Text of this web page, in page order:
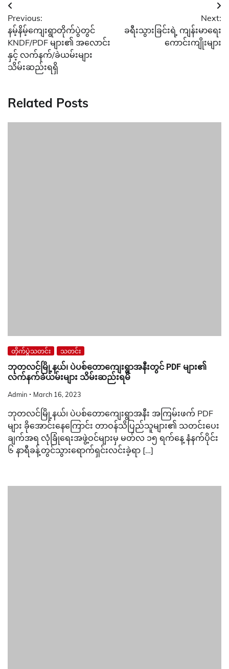
Post
navigation
Previous:
နမ့်နိမ့်ကျေးရွာတိုက်ပွဲတွင်
KNDF/PDF များ၏ အလောင်း
နှင့် လက်နက်/ခဲယမ်းများ
သိမ်းဆည်းရရှိ
Next:
ခရီးသွားခြင်းရဲ့ ကျန်းမာရေး
ကောင်းကျိုးများ
Related Posts
တိုက်ပွဲသတင်း သတင်း
ဘုတလင်မြို့နယ်၊ ပဲပစ်တောကျေးရွာအနီးတွင် PDF များ၏
လက်နက်ခဲယမ်းများ သိမ်းဆည်းရမိ
Admin March 16, 2023
ဘုတလင်မြို့နယ်၊ ပဲပစ်တောကျေးရွာအနီး အကြမ်းဖက် PDF
များ ခိုအောင်းနေကြောင်း တာဝန်သိပြည်သူများ၏ သတင်းပေး
ချက်အရ လုံခြုံရေးအဖွဲ့ဝင်များမှ မတ်လ ၁၅ ရက်နေ့ နံနက်ပိုင်း
၆ နာရီခန့်တွင်သွားရောက်ရှင်းလင်းခဲ့ရာ […]